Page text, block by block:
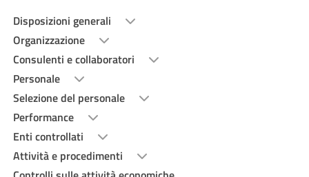
Disposizioni generali
Organizzazione
Consulenti e collaboratori
Personale
Selezione del personale
Performance
Enti controllati
Attività e procedimenti